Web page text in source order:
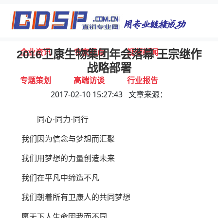
首页 独家报道 行业动态
企业资讯 专家视点 视频新闻
专题策划 高端访谈 行业报告
2016卫康生物集团年会落幕 王宗继作
战略部署
2017-02-10 15:27:43 文章来源：
同心·同力·同行
我们因为信念与梦想而汇聚
我们用梦想的力量创造未来
我们在平凡中缔造不凡
我们朝着所有卫康人的共同梦想